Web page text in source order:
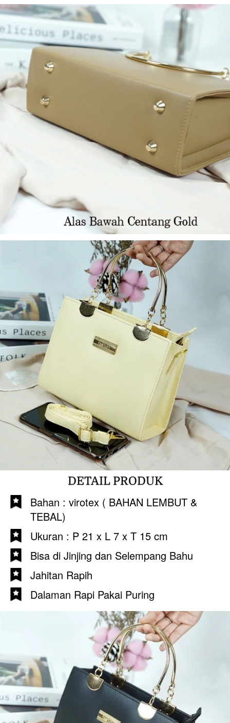
DETAIL PRODUK
Bahan : virotex ( BAHAN LEMBUT &
TEBAL)
Ukuran : P 21 x L 7 x T 15 cm
Bisa di Jinjing dan Selempang Bahu
Jahitan Rapih
Dalaman Rapi Pakai Puring